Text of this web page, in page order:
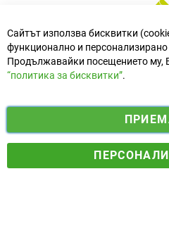
© 2025 Ogradina.bg Всички права
f
a
i
n
s
Електронен магазин
Сайтът използва бисквитки
функционално и
Продължавайки посещението му,
“политика за бисквитки”.